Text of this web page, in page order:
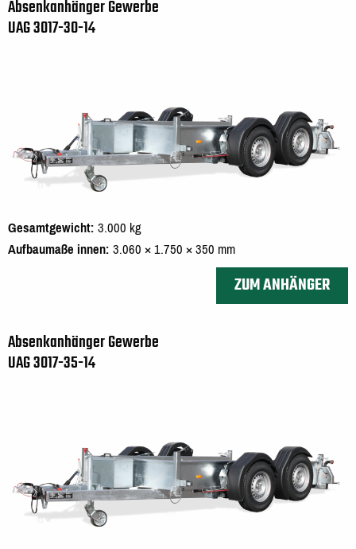
Absenkanhänger Gewerbe
UAG 3017-30-14
Gesamtgewicht 3.000 kg
Aufbaumaße innen 3.060 × 1.750 × 350 mm
ZUM ANHÄNGER
Absenkanhänger Gewerbe
UAG 3017-35-14